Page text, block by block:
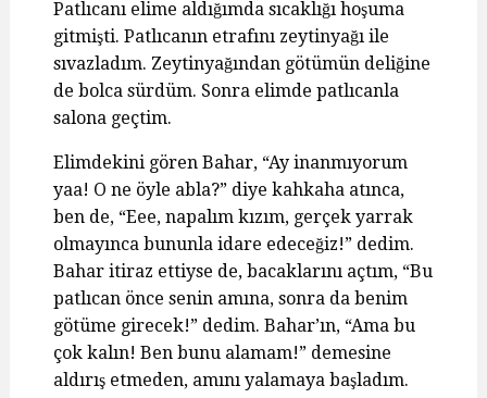
Patlıcanı elime aldığımda sıcaklığı hoşuma
gitmişti. Patlıcanın etrafını zeytinyağı ile
sıvazladım. Zeytinyağından götümün deliğine
de bolca sürdüm. Sonra elimde patlıcanla
salona geçtim.
Elimdekini gören Bahar, “Ay inanmıyorum
yaa! O ne öyle abla?” diye kahkaha atınca,
ben de, “Eee, napalım kızım, gerçek yarrak
olmayınca bununla idare edeceğiz!” dedim.
Bahar itiraz ettiyse de, bacaklarını açtım, “Bu
patlıcan önce senin amına, sonra da benim
götüme girecek!” dedim. Bahar’ın, “Ama bu
çok kalın! Ben bunu alamam!” demesine
aldırış etmeden, amını yalamaya başladım.